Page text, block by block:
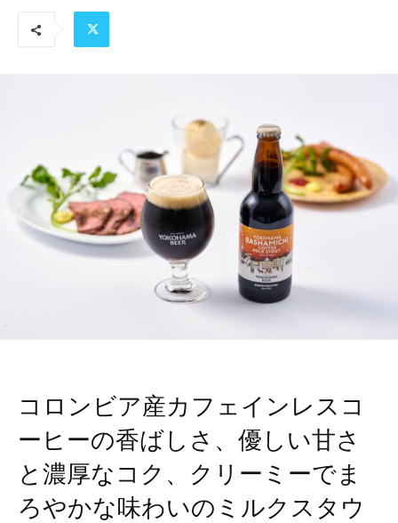
コロンビア産カフェインレスコ
ーヒーの香ばしさ、優しい甘さ
と濃厚なコク、クリーミーでま
ろやかな味わいのミルクスタウ